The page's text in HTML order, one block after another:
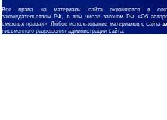
Все права на материалы сайта охраняются в
законодательством РФ, в том числе законом РФ «Об
смежных правах». Любое использование материалов с сайта
письменного разрешения администрации сайта.